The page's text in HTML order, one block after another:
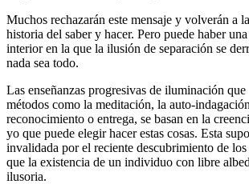
Muchos rechazarán este mensaje y volverán a
historia del saber y hacer. Pero puede haber
interior en la que la ilusión de separación se
nada sea todo.
Las enseñanzas progresivas de iluminación
métodos como la meditación, la auto-
reconocimiento o entrega, se basan en la
yo que puede elegir hacer estas cosas. Esta
invalidada por el reciente descubrimiento de
que la existencia de un individuo con libre
ilusoria.